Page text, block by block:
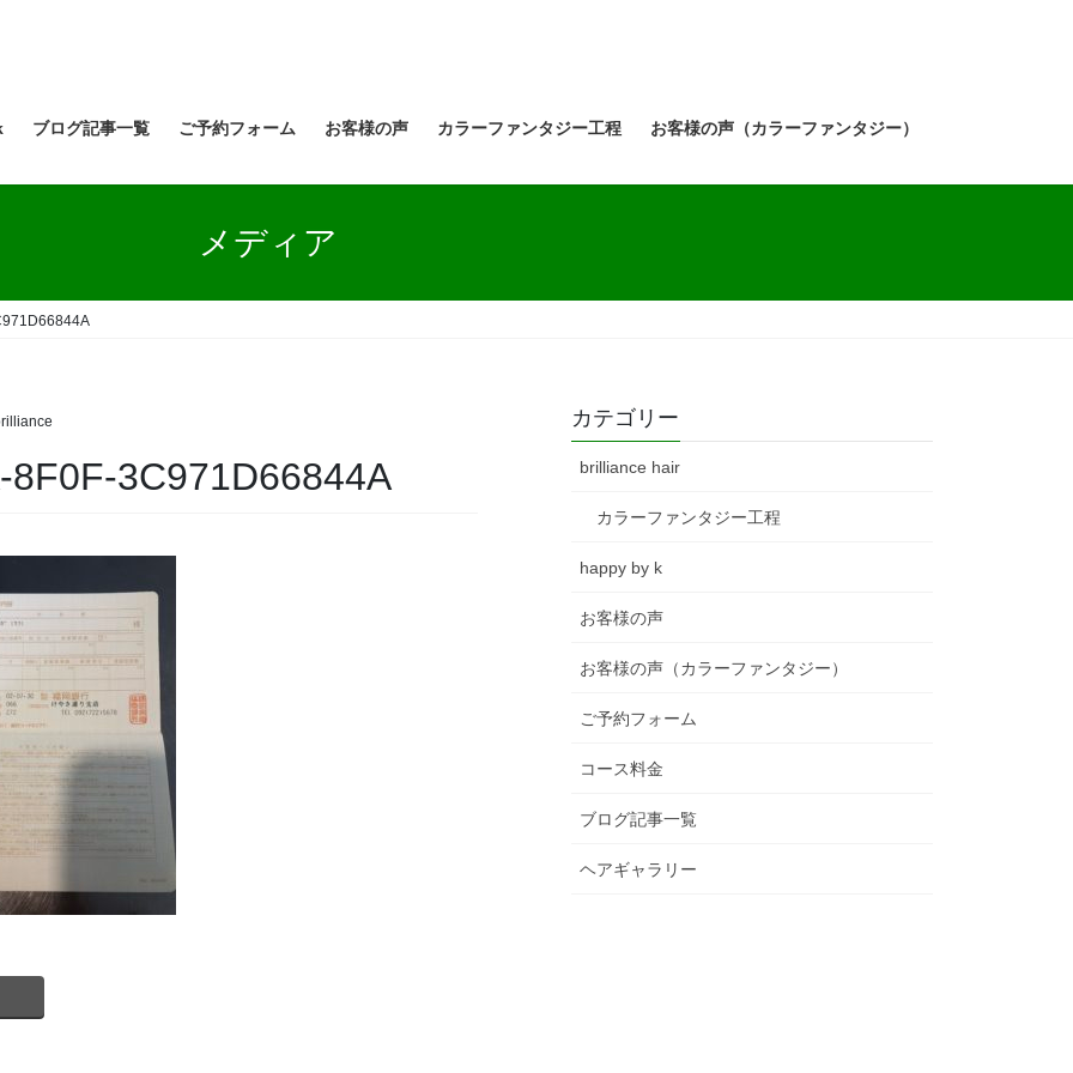
ブログ記事一覧 ご予約フォーム お客様の声 カラーファンタジー工程 お客様の声（カラーファンタジー）
メディア
3C971D66844A
カテゴリー
brilliance hair
カラーファンタジー工程
happy by k
お客様の声
お客様の声（カラーファンタジー）
ご予約フォーム
コース料金
ブログ記事一覧
ヘアギャラリー